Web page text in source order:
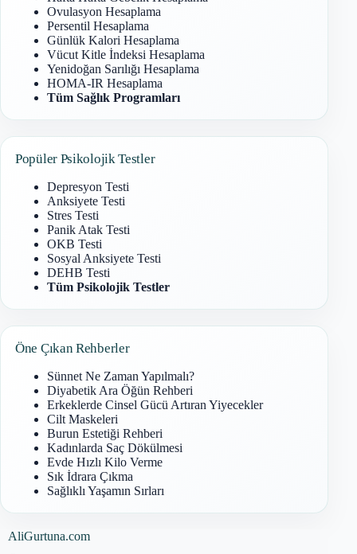
Ovulasyon Hesaplama
Persentil Hesaplama
Günlük Kalori Hesaplama
Vücut Kitle İndeksi Hesaplama
Yenidoğan Sarılığı Hesaplama
HOMA-IR Hesaplama
Tüm Sağlık Programları
Popüler Psikolojik Testler
Depresyon Testi
Anksiyete Testi
Stres Testi
Panik Atak Testi
OKB Testi
Sosyal Anksiyete Testi
DEHB Testi
Tüm Psikolojik Testler
Öne Çıkan Rehberler
Sünnet Ne Zaman Yapılmalı?
Diyabetik Ara Öğün Rehberi
Erkeklerde Cinsel Gücü Artıran Yiyecekler
Cilt Maskeleri
Burun Estetiği Rehberi
Kadınlarda Saç Dökülmesi
Evde Hızlı Kilo Verme
Sık İdrara Çıkma
Sağlıklı Yaşamın Sırları
AliGurtuna.com